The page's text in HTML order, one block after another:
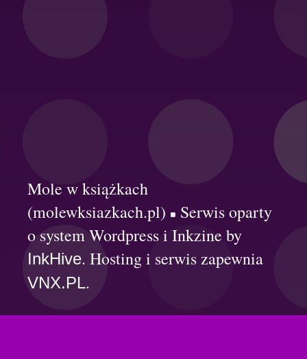
Mole w książkach
(molewksiazkach.pl)
Serwis oparty
o system Wordpress i Inkzine by
InkHive. Hosting i serwis zapewnia
VNX.PL.